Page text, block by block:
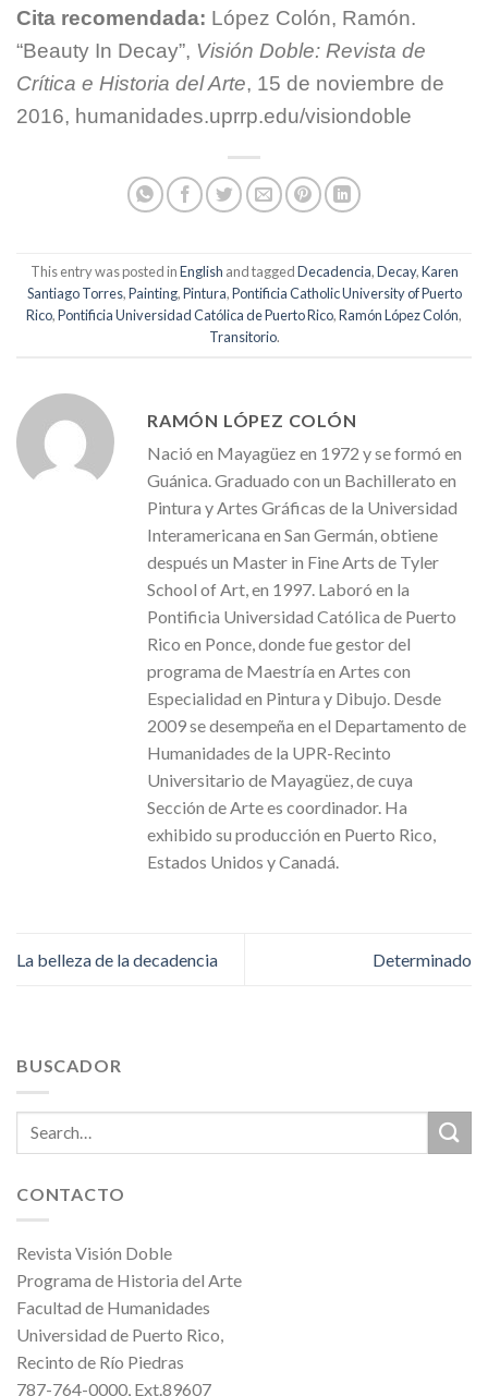
Cita recomendada: López Colón, Ramón.
“Beauty In Decay”, Visión Doble: Revista de
Crítica e Historia del Arte, 15 de noviembre de
2016, humanidades.uprrp.edu/visiondoble
This entry was posted inEnglish and taggedDecadencia,Decay,Karen
Santiago Torres,Painting,Pintura,Pontificia Catholic University of Puerto
Rico,Pontificia Universidad Católica de Puerto Rico,Ramón López Colón,
Transitorio.
RAMÓN LÓPEZ COLÓN
Nació en Mayagüez en 1972 y se formó en
Guánica. Graduado con un Bachillerato en
Pintura y Artes Gráficas de la Universidad
Interamericana en San Germán, obtiene
después un Master in Fine Arts de Tyler
School of Art, en 1997. Laboró en la
Pontificia Universidad Católica de Puerto
Rico en Ponce, donde fue gestor del
programa de Maestría en Artes con
Especialidad en Pintura y Dibujo. Desde
2009 se desempeña en el Departamento de
Humanidades de la UPR-Recinto
Universitario de Mayagüez, de cuya
Sección de Arte es coordinador. Ha
exhibido su producción en Puerto Rico,
Estados Unidos y Canadá.
La belleza de la decadencia Determinado
BUSCADOR
CONTACTO
Revista Visión Doble
Programa de Historia del Arte
Facultad de Humanidades
Universidad de Puerto Rico,
Recinto de Río Piedras
787-764-0000, Ext.89607